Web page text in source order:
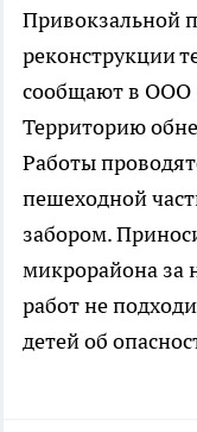
Привокзальной
реконструкции
сообщают в ООО
Территорию
Работы
пешеходной
забором.
микрорайона за
работ не
детей об